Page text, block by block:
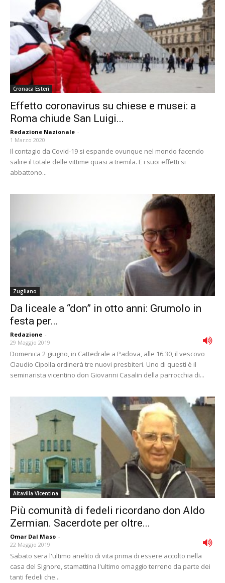
Cronaca Esteri
Effetto coronavirus su chiese e musei: a
Roma chiude San Luigi...
Redazione Nazionale -
1 Marzo 2020
Il contagio da Covid-19 si espande ovunque nel mondo facendo
salire il totale delle vittime quasi a tremila. E i suoi effetti si
abbattono...
Zugliano
Da liceale a “don” in otto anni: Grumolo in
festa per...
Redazione -
29 Maggio 2019
Domenica 2 giugno, in Cattedrale a Padova, alle 16.30, il vescovo
Claudio Cipolla ordinerà tre nuovi presbiteri. Uno di questi è il
seminarista vicentino don Giovanni Casalin della parrocchia di...
Altavilla Vicentina
Più comunità di fedeli ricordano don Aldo
Zermian. Sacerdote per oltre...
Omar Dal Maso -
22 Maggio 2019
Sabato sera l'ultimo anelito di vita prima di essere accolto nella
casa del Signore, stamattina l'ultimo omaggio terreno da parte dei
tanti fedeli che...